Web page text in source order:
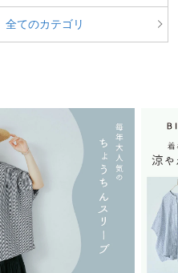
全てのカテゴリ